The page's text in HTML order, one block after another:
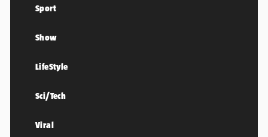
Sport
Show
LifeStyle
Sci/Tech
Viral